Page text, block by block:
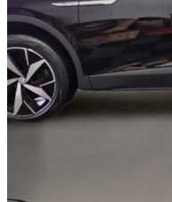
2023 Volkswagen ID.4
Pro AWD 54 180 km